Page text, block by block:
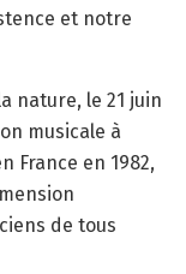
et notre
nature, le 21 juin
musicale à
France en 1982,
de tous